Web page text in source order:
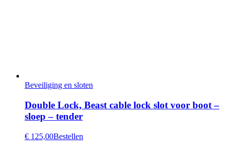
Beveiliging en sloten
Double Lock, Beast cable lock slot voor boot –
sloep – tender
€ 125,00Bestellen